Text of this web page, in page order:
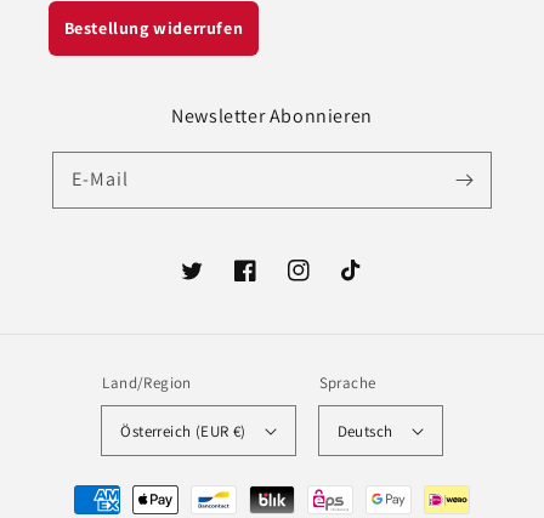
Bestellung widerrufen
Newsletter Abonnieren
E-Mail
TwitterFacebookInstagramTikTok
Land/Region
Österreich (EUR €)
Sprache
Deutsch
Zahlungsmethoden